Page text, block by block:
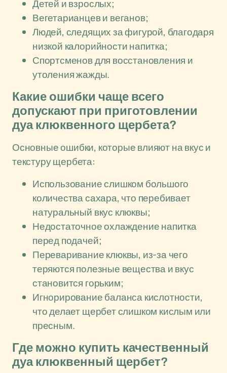
Детей и взрослых;
Вегетарианцев и веганов;
Людей, следящих за фигурой, благодаря
низкой калорийности напитка;
Спортсменов для восстановления и
утоления жажды.
Какие ошибки чаще всего
допускают при приготовлении
дуа клюквенного щербета?
Основные ошибки, которые влияют на вкус и
текстуру щербета:
Использование слишком большого
количества сахара, что перебивает
натуральный вкус клюквы;
Недостаточное охлаждение напитка
перед подачей;
Переваривание клюквы, из-за чего
теряются полезные вещества и вкус
становится горьким;
Игнорирование баланса кислотности,
что делает щербет слишком кислым или
пресным.
Где можно купить качественный
дуа клюквенный щербет?